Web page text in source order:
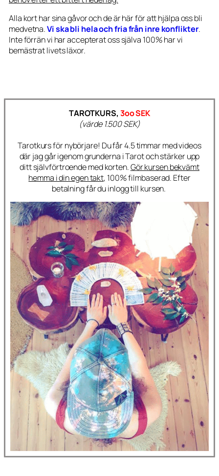
Alla kort har sina gåvor och de är här för att hjälpa oss bli
medvetna.Vi ska bli hela och fria från inre konflikter.
Inte förrän vi har accepterat oss själva 100% har vi
bemästrat livets läxor.
TAROTKURS, 3oo SEK
(värde 1.500 SEK)
Tarotkurs för nybörjare! Du får 4.5 timmar med videos
där jag går igenom grunderna i Tarot och stärker upp
ditt självförtroende med korten.Gör kursen bekvämt
hemma i din egen takt, 100% filmbaserad. Efter
betalning får du inlogg till kursen.